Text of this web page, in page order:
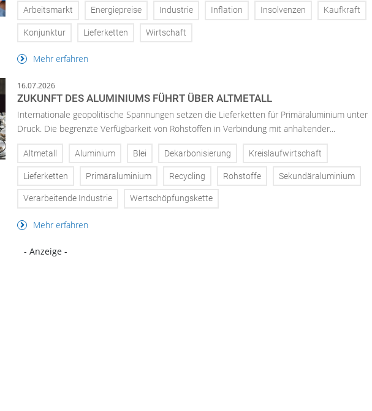
Arbeitsmarkt Energiepreise Industrie Inflation Insolvenzen Kaufkraft
Konjunktur Lieferketten Wirtschaft
Mehr erfahren
16.07.2026
ZUKUNFT DES ALUMINIUMS FÜHRT ÜBER ALTMETALL
Internationale geopolitische Spannungen setzen die Lieferketten für Primäraluminium unter
Druck. Die begrenzte Verfügbarkeit von Rohstoffen in Verbindung mit anhaltender...
Altmetall Aluminium Blei Dekarbonisierung Kreislaufwirtschaft
Lieferketten Primäraluminium Recycling Rohstoffe Sekundäraluminium
Verarbeitende Industrie Wertschöpfungskette
Mehr erfahren
- Anzeige -